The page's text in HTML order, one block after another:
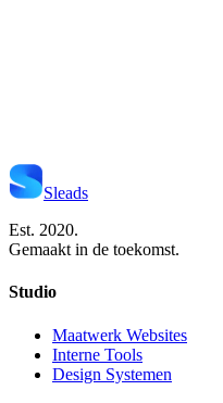
Sleads
Est. 2020.
Gemaakt in de toekomst.
Studio
Maatwerk Websites
Interne Tools
Design Systemen